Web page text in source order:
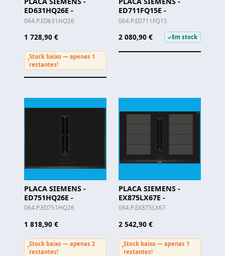
ED631HQ26E -
064.P.ED631HQ26
1 728,90 €
!
Stock baixo — apenas 1
restantes!
ED711FQ15E -
064.P.ED711FQ15
2 080,90 € ✓Em stock
PLACA SIEMENS -
ED751HQ26E -
064.P.ED751HQ26
1 818,90 €
!
Stock baixo — apenas 2
restantes!
PLACA SIEMENS -
EX875LX67E -
064.P.EX875LX67
2 542,90 €
!
Stock baixo — apenas 1
restantes!